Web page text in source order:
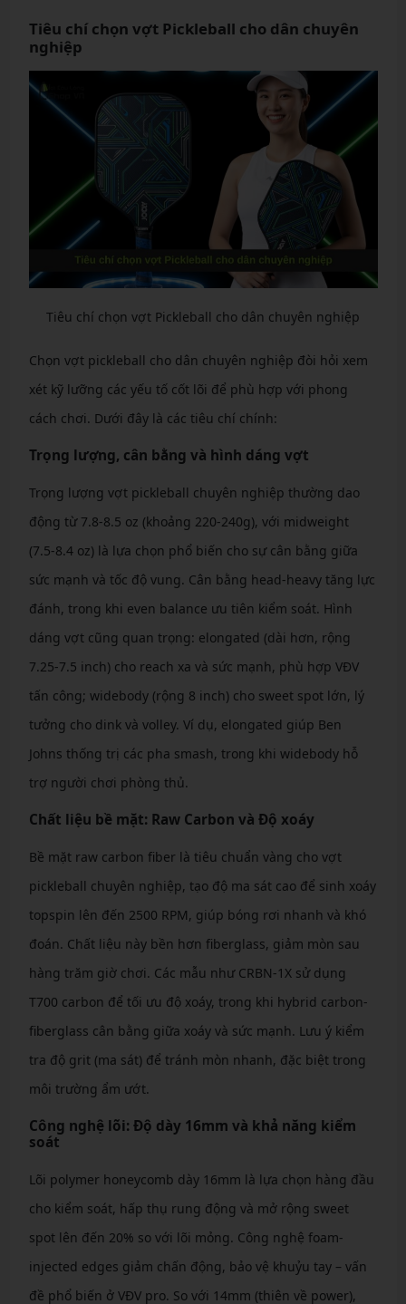
Tiêu chí chọn vợt Pickleball cho dân chuyên
nghiệp
Tiêu chí chọn vợt Pickleball cho dân chuyên nghiệp
Chọn vợt pickleball cho dân chuyên nghiệp đòi hỏi xem
xét kỹ lưỡng các yếu tố cốt lõi để phù hợp với phong
cách chơi. Dưới đây là các tiêu chí chính:
Trọng lượng, cân bằng và hình dáng vợt
Trọng lượng vợt pickleball chuyên nghiệp thường dao
động từ 7.8-8.5 oz (khoảng 220-240g), với midweight
(7.5-8.4 oz) là lựa chọn phổ biến cho sự cân bằng giữa
sức mạnh và tốc độ vung. Cân bằng head-heavy tăng lực
đánh, trong khi even balance ưu tiên kiểm soát. Hình
dáng vợt cũng quan trọng: elongated (dài hơn, rộng
7.25-7.5 inch) cho reach xa và sức mạnh, phù hợp VĐV
tấn công; widebody (rộng 8 inch) cho sweet spot lớn, lý
tưởng cho dink và volley. Ví dụ, elongated giúp Ben
Johns thống trị các pha smash, trong khi widebody hỗ
trợ người chơi phòng thủ.
Chất liệu bề mặt: Raw Carbon và Độ xoáy
Bề mặt raw carbon fiber là tiêu chuẩn vàng cho vợt
pickleball chuyên nghiệp, tạo độ ma sát cao để sinh xoáy
topspin lên đến 2500 RPM, giúp bóng rơi nhanh và khó
đoán. Chất liệu này bền hơn fiberglass, giảm mòn sau
hàng trăm giờ chơi. Các mẫu như CRBN-1X sử dụng
T700 carbon để tối ưu độ xoáy, trong khi hybrid carbon-
fiberglass cân bằng giữa xoáy và sức mạnh. Lưu ý kiểm
tra độ grit (ma sát) để tránh mòn nhanh, đặc biệt trong
môi trường ẩm ướt.
Công nghệ lõi: Độ dày 16mm và khả năng kiểm
soát
Lõi polymer honeycomb dày 16mm là lựa chọn hàng đầu
cho kiểm soát, hấp thụ rung động và mở rộng sweet
spot lên đến 20% so với lõi mỏng. Công nghệ foam-
injected edges giảm chấn động, bảo vệ khuỷu tay – vấn
đề phổ biến ở VĐV pro. So với 14mm (thiên về power),